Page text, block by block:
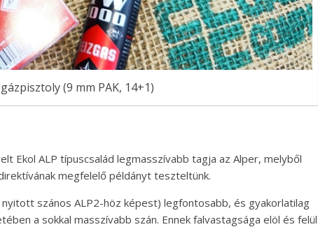
(9 mm PAK, 14+1)
Ekol ALP típuscsalád legmasszívabb tagja az Alper, melyből
megfelelő példányt teszteltünk.
szános ALP2-höz képest) legfontosabb, és gyakorlatilag
a sokkal masszívabb szán. Ennek falvastagsága elöl és felül